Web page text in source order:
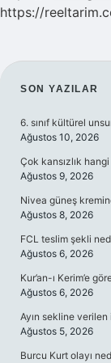
https://
SON YAZILAR
6. sınıf kültürel
Ağustos 10, 2026
Çok kansızlık
Ağustos 9, 2026
Nivea güneş
Ağustos 8, 2026
FCL teslim şekli
Ağustos 6, 2026
Kur’an-ı Kerim’e
Ağustos 6, 2026
Ayın sekline verilen
Ağustos 5, 2026
Burcu Kurt olayı